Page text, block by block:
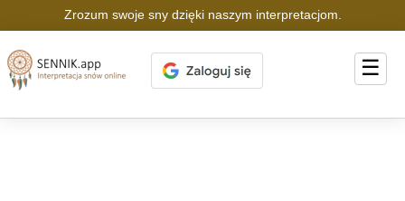
Zrozum swoje sny dzięki naszym interpretacjom.
☰